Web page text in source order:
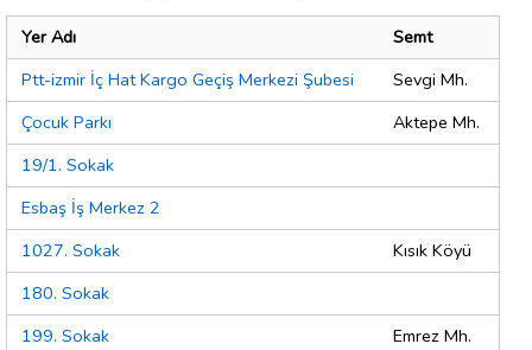
Yer Adı
Semt
Ptt-izmir İç Hat Kargo Geçiş Merkezi Şubesi
Sevgi Mh.
Çocuk Parkı
Aktepe Mh.
19/1. Sokak
Esbaş İş Merkez 2
1027. Sokak
Kısık Köyü
180. Sokak
199. Sokak
Emrez Mh.